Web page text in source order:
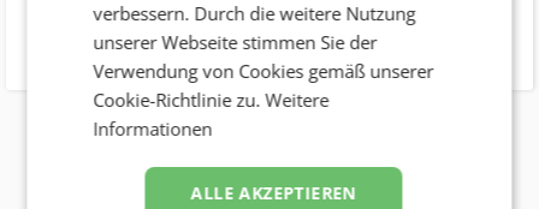
verbessern. Durch die weitere Nutzung
unserer Webseite stimmen Sie der
Verwendung von Cookies gemäß unserer
Cookie-Richtlinie zu.Weitere
Informationen
ALLE AKZEPTIEREN